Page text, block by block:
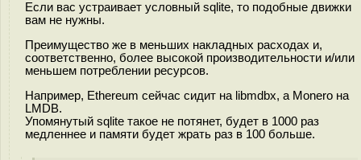
Если вас устраивает условный sqlite, то подобные движки
вам не нужны.
Преимущество же в меньших накладных расходах и,
соответственно, более высокой производительности и/или
меньшем потреблении ресурсов.
Например, Ethereum сейчас сидит на libmdbx, а Monero на
LMDB.
Упомянутый sqlite такое не потянет, будет в 1000 раз
медленнее и памяти будет жрать раз в 100 больше.